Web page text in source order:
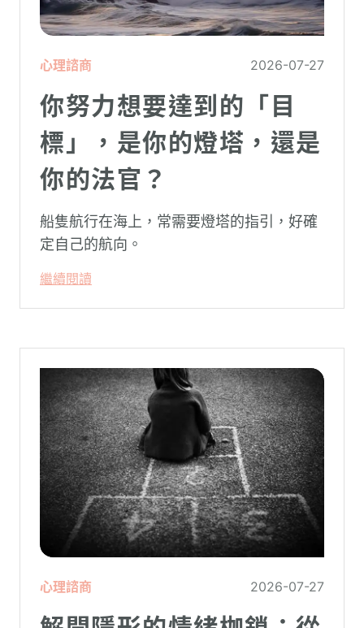
心理諮商 2026-07-27
你努力想要達到的「目
標」，是你的燈塔，還是
你的法官？
船隻航行在海上，常需要燈塔的指引，好確
定自己的航向。
繼續閱讀
心理諮商 2026-07-27